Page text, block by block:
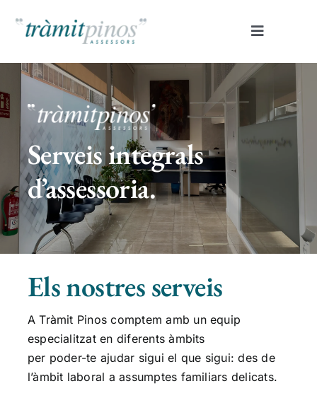
Toggle
Inici
Nosaltres
Serveis
Contacte
Portal clients
Serveis integrals
d’assessoria.
Els nostres serveis
A Tràmit Pinos comptem amb un equip
especialitzat en diferents àmbits
per poder-te ajudar sigui el que sigui: des de
l’àmbit laboral a assumptes familiars delicats.